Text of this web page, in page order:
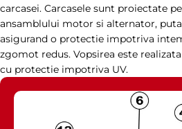
carcasei. Carcasele sunt proiectate
ansamblului motor si alternator,
asigurand o protectie impotriva
zgomot redus. Vopsirea este
cu protectie impotriva UV.